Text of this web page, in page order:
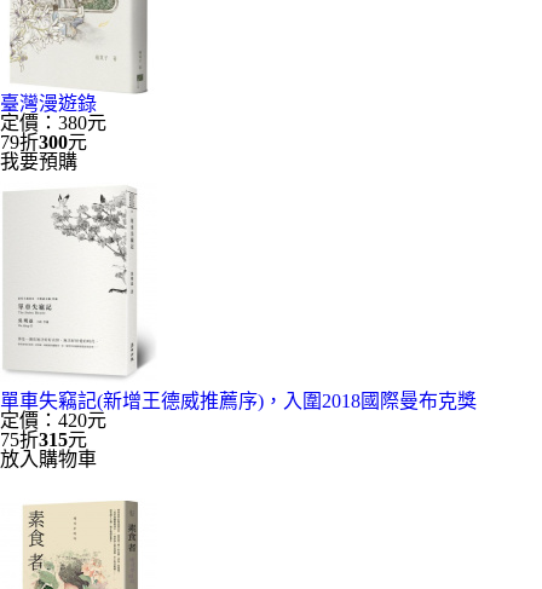
臺灣漫遊錄
定價：380元
79折300元
我要預購
單車失竊記(新增王德威推薦序)，入圍2018國際曼布克獎
定價：420元
75折315元
放入購物車